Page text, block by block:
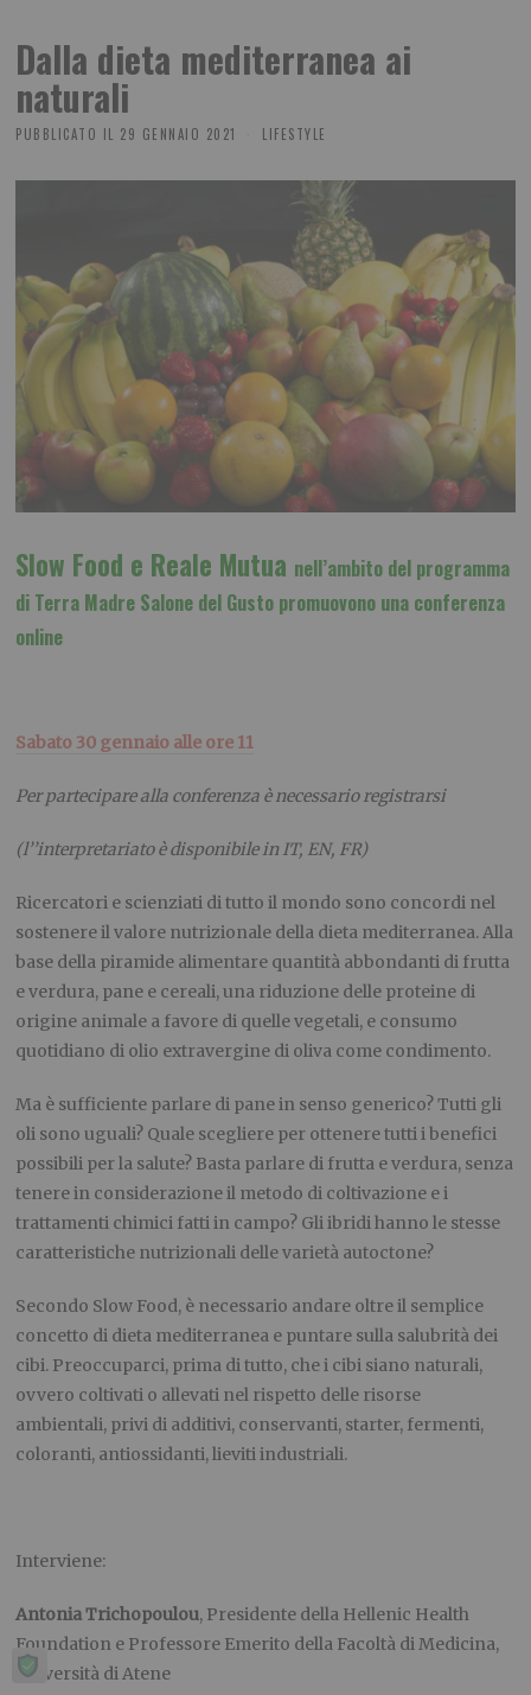
Dalla dieta mediterranea ai
naturali
PUBBLICATO IL 29 GENNAIO 2021 LIFESTYLE
Slow Food e Reale Mutua nell’ambito del programma
di Terra Madre Salone del Gusto promuovono una conferenza
online
Sabato 30 gennaio alle ore 11
Per partecipare alla conferenza è necessario registrarsi
(l’’interpretariato è disponibile in IT, EN, FR)
Ricercatori e scienziati di tutto il mondo sono concordi nel
sostenere il valore nutrizionale della dieta mediterranea. Alla
base della piramide alimentare quantità abbondanti di frutta
e verdura, pane e cereali, una riduzione delle proteine di
origine animale a favore di quelle vegetali, e consumo
quotidiano di olio extravergine di oliva come condimento.
Ma è sufficiente parlare di pane in senso generico? Tutti gli
oli sono uguali? Quale scegliere per ottenere tutti i benefici
possibili per la salute? Basta parlare di frutta e verdura, senza
tenere in considerazione il metodo di coltivazione e i
trattamenti chimici fatti in campo? Gli ibridi hanno le stesse
caratteristiche nutrizionali delle varietà autoctone?
Secondo Slow Food, è necessario andare oltre il semplice
concetto di dieta mediterranea e puntare sulla salubrità dei
cibi. Preoccuparci, prima di tutto, che i cibi siano naturali,
ovvero coltivati o allevati nel rispetto delle risorse
ambientali, privi di additivi, conservanti, starter, fermenti,
coloranti, antiossidanti, lieviti industriali.
Interviene:
Antonia Trichopoulou, Presidente della Hellenic Health
Foundation e Professore Emerito della Facoltà di Medicina,
Università di Atene